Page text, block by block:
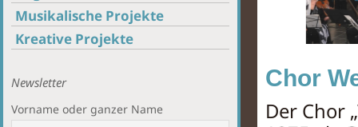
Chor
Der Chor
Musikalische Projekte
Kreative Projekte
Newsletter
Vorname oder ganzer Name